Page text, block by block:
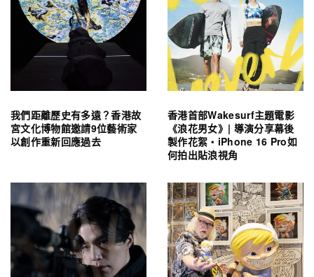
我們距離歷史有多遠？香港故
宮文化博物館邀請9位藝術家
以創作重新回應過去
香港首部Wakesurf主題電影
《浪花男女》| 導演分享幕後
製作花絮・iPhone 16 Pro如
何拍出貼浪視角